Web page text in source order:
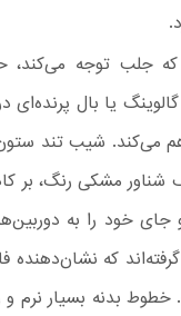
که جلب توجه می‌کند،
یا بال
شناور مشکی رنگ، بر
جای خود را به
که
خطوط بدنه بسیار